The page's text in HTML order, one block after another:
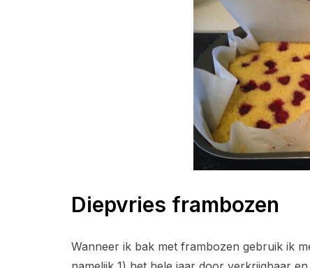
Diepvries frambozen
Wanneer ik bak met frambozen gebruik ik